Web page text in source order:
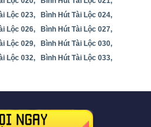
Lộc 023,
Bình Hút Tài Lộc 024,
Lộc 026,
Bình Hút Tài Lộc 027,
Lộc 029,
Bình Hút Tài Lộc 030,
Lộc 032,
Bình Hút Tài Lộc 033,